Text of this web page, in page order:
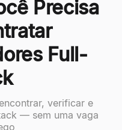
Precisa
Full-
verificar e
— sem uma vaga